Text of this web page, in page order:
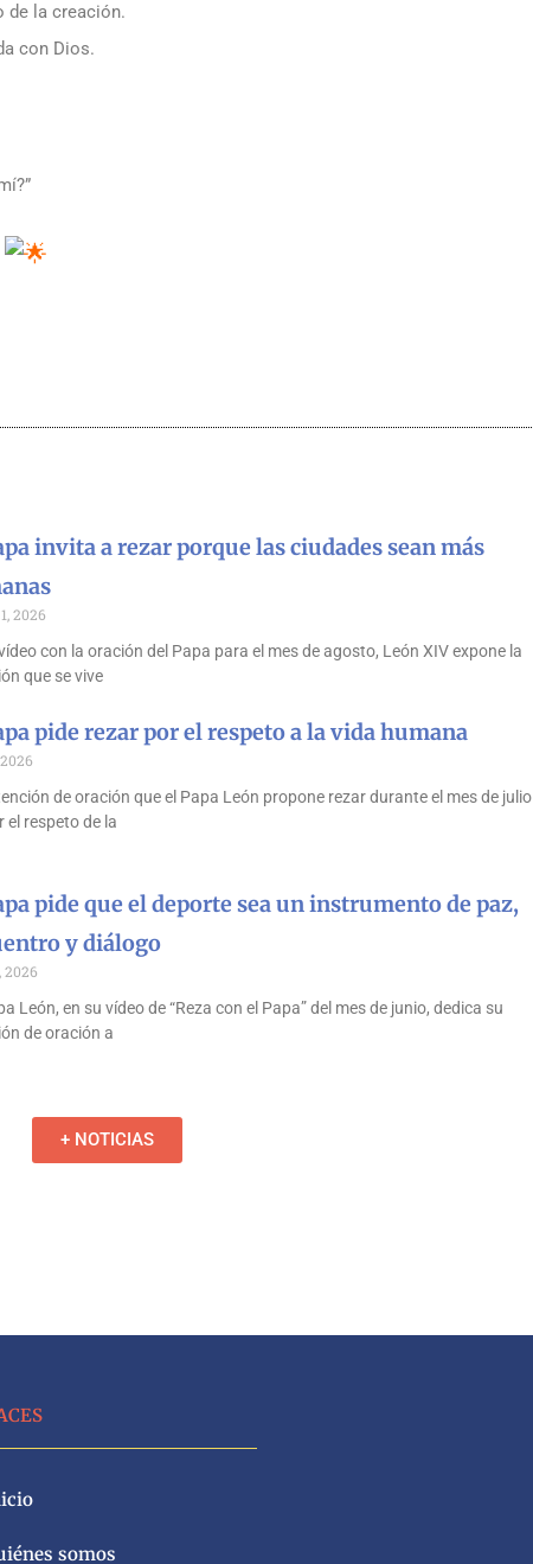
de la creación.
con Dios.
invita a rezar porque las ciudades sean más
2026
con la oración del Papa para el mes de agosto, León XIV expone la
que se vive
pide rezar por el respeto a la vida humana
de oración que el Papa León propone rezar durante el mes de julio
el respeto de la
pide que el deporte sea un instrumento de paz,
y diálogo
2026
León, en su vídeo de “Reza con el Papa” del mes de junio, dedica su
de oración a
+ NOTICIAS
somos